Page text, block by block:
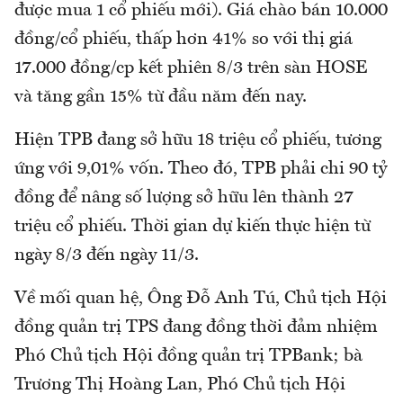
được mua 1 cổ phiếu mới). Giá chào bán 10.000
đồng/cổ phiếu, thấp hơn 41% so với thị giá
17.000 đồng/cp kết phiên 8/3 trên sàn HOSE
và tăng gần 15% từ đầu năm đến nay.
Hiện TPB đang sở hữu 18 triệu cổ phiếu, tương
ứng với 9,01% vốn. Theo đó, TPB phải chi 90 tỷ
đồng để nâng số lượng sở hữu lên thành 27
triệu cổ phiếu. Thời gian dự kiến thực hiện từ
ngày 8/3 đến ngày 11/3.
Về mối quan hệ, Ông Đỗ Anh Tú, Chủ tịch Hội
đồng quản trị TPS đang đồng thời đảm nhiệm
Phó Chủ tịch Hội đồng quản trị TPBank; bà
Trương Thị Hoàng Lan, Phó Chủ tịch Hội